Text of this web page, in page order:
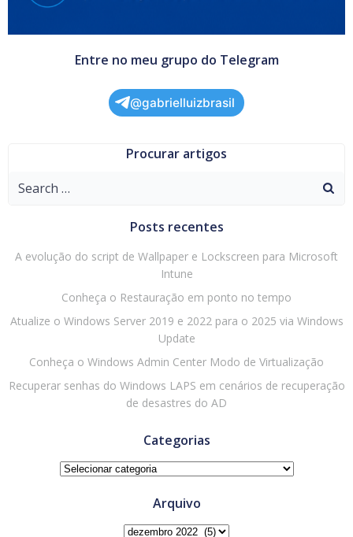
Entre no meu grupo do Telegram
@gabrielluizbrasil
Procurar artigos
Search
Posts recentes
A evolução do script de Wallpaper e Lockscreen para Microsoft
Intune
Conheça o Restauração em ponto no tempo
Atualize o Windows Server 2019 e 2022 para o 2025 via Windows
Update
Conheça o Windows Admin Center Modo de Virtualização
Recuperar senhas do Windows LAPS em cenários de recuperação
de desastres do AD
Categorias
Categorias
Arquivo
Arquivo